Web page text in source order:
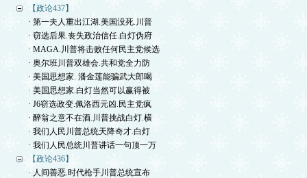
【政论437】
· 第一夫人重出江湖.美国没死.川普
· 窃选后果.丧失政治信任.白灯伪府
· MAGA.川普将击败任何民主党候选
· 奥尔班川普双雄会.共和党全力防
· 美国思想家. 潘金莲能骗武大郎喝
· 美国思想家.白灯当然可以赢得被
· J6窃选政变.佩洛西元凶.民主党疯
· 醉翁之意不在酒.川普挑战白灯.横
· 我们人民川普总统天降奇才.白灯
· 我们人民总统川普讲话一句顶一万
【政论436】
· 人间善恶.时代枪手川普总统宣布